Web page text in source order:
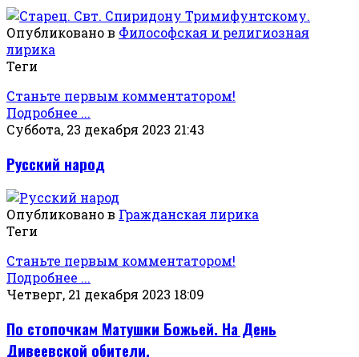
Опубликовано в Философская и религиозная
лирика
Теги
Станьте первым комментатором!
Подробнее ...
Суббота, 23 декабря 2023 21:43
Русский народ
Опубликовано в Гражданская лирика
Теги
Станьте первым комментатором!
Подробнее ...
Четверг, 21 декабря 2023 18:09
По стопочкам Матушки Божьей. На День
Дивеевской обители.